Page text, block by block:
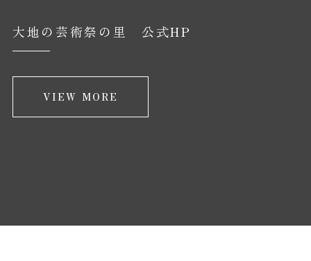
大地の芸術祭の里 公式HP
VIEW MORE